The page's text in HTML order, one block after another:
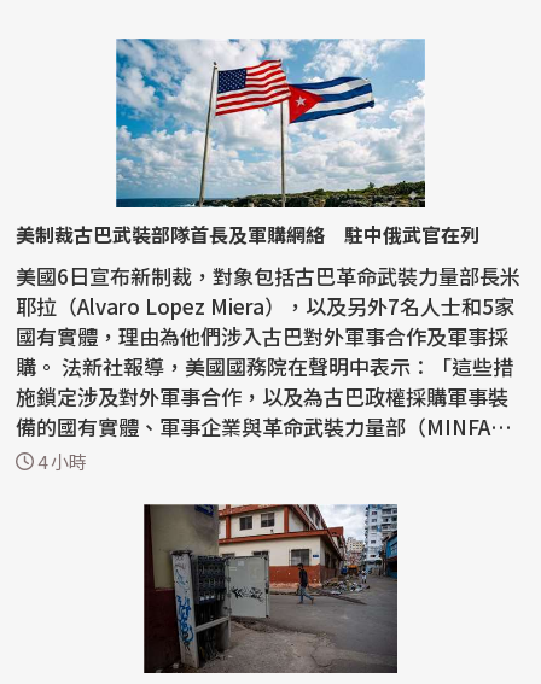
美制裁古巴武裝部隊首長及軍購網絡 駐中俄武官在列
美國6日宣布新制裁，對象包括古巴革命武裝力量部長米
耶拉（Alvaro Lopez Miera），以及另外7名人士和5家
國有實體，理由為他們涉入古巴對外軍事合作及軍事採
購。 法新社報導，美國國務院在聲明中表示：「這些措
施鎖定涉及對外軍事合作，以及為古巴政權採購軍事裝
備的國有實體、軍事企業與革命武裝力量部（MINFA
R）官...
4 小時